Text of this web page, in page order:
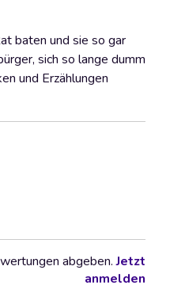
baten und sie so gar
sich so lange dumm
und Erzählungen
abgeben.Jetzt
anmelden